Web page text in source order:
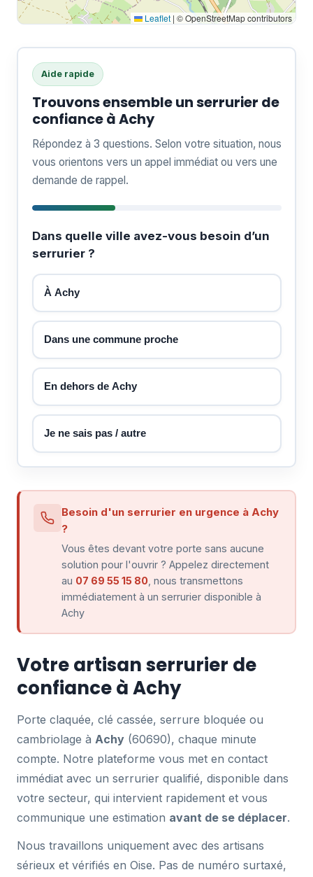
Leaflet | © OpenStreetMap contributors
Aide rapide
Trouvons ensemble un serrurier de
confiance à Achy
Répondez à 3 questions. Selon votre situation, nous
vous orientons vers un appel immédiat ou vers une
demande de rappel.
Dans quelle ville avez-vous besoin d’un
serrurier ?
À Achy
Dans une commune proche
En dehors de Achy
Je ne sais pas / autre
Besoin d'un serrurier en urgence à Achy
?
Vous êtes devant votre porte sans aucune
solution pour l'ouvrir ? Appelez directement
au 07 69 55 15 80 , nous transmettons
immédiatement à un serrurier disponible à
Achy
Votre artisan serrurier de
confiance à Achy
Porte claquée, clé cassée, serrure bloquée ou
cambriolage à Achy (60690), chaque minute
compte. Notre plateforme vous met en contact
immédiat avec un serrurier qualifié, disponible dans
votre secteur, qui intervient rapidement et vous
communique une estimation avant de se déplacer.
Nous travaillons uniquement avec des artisans
sérieux et vérifiés en Oise. Pas de numéro surtaxé,